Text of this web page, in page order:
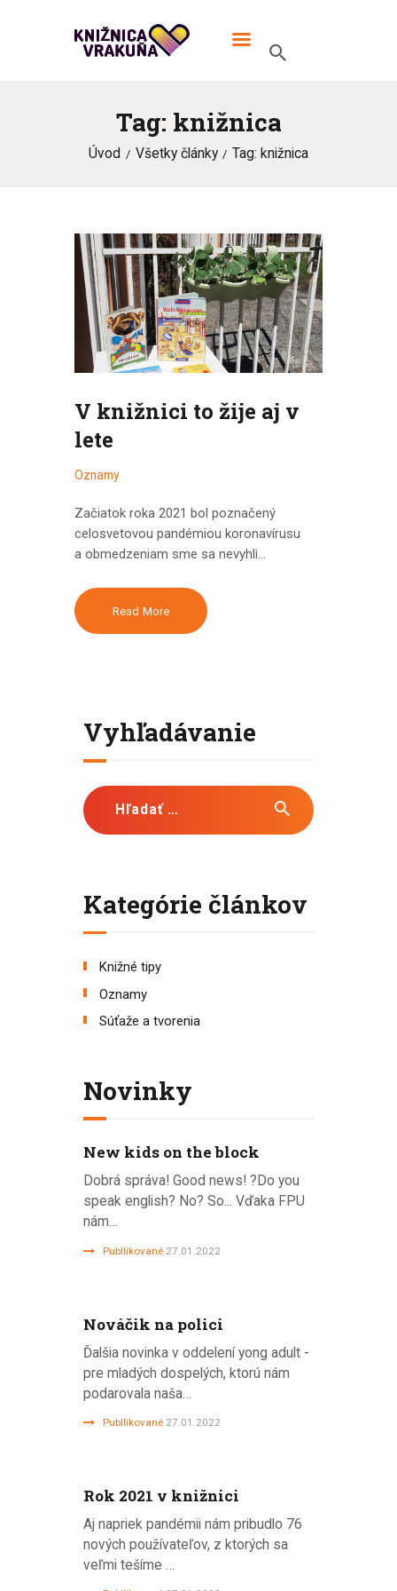
Tag: knižnica
Úvod Všetky články Tag: knižnica
MIESTNA KNIŽNICA VRAKUŇA
V knižnici TO žije!
ÚVOD
ONLINE KATALÓG
V knižnici to žije aj v
lete
Oznamy
Začiatok roka 2021 bol poznačený
celosvetovou pandémiou koronavírusu
a obmedzeniam sme sa nevyhli…
Read More
Vyhľadávanie
Hľadať:
Kategórie článkov
Knižné tipy
Oznamy
Súťaže a tvorenia
Novinky
New kids on the block
Dobrá správa! Good news! ?Do you
speak english? No? So... Vďaka FPU
nám…
Publlikované 27.01.2022
Nováčik na polici
Ďalšia novinka v oddelení yong adult -
pre mladých dospelých, ktorú nám
podarovala naša…
Publlikované 27.01.2022
Rok 2021 v knižnici
Aj napriek pandémii nám pribudlo 76
nových používateľov, z ktorých sa
veľmi tešíme …